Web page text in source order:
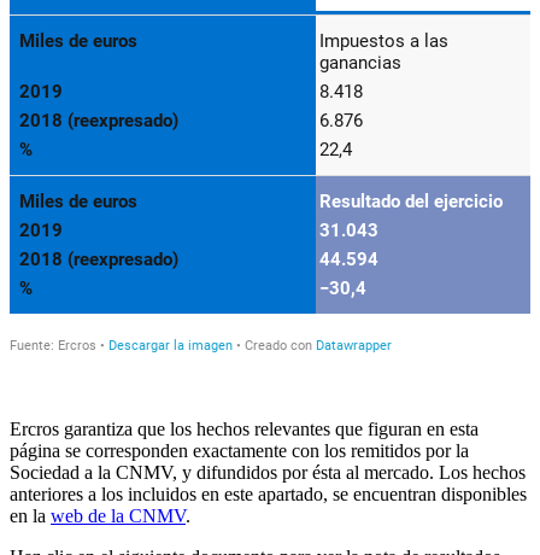
Ercros garantiza que los hechos relevantes que figuran en esta
página se corresponden exactamente con los remitidos por la
Sociedad a la CNMV, y difundidos por ésta al mercado. Los hechos
anteriores a los incluidos en este apartado, se encuentran disponibles
en la web de la CNMV.